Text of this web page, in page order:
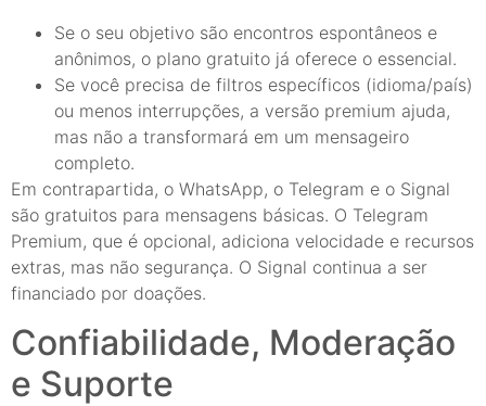
Se o seu objetivo são encontros espontâneos e
anônimos, o plano gratuito já oferece o essencial.
Se você precisa de filtros específicos (idioma/país)
ou menos interrupções, a versão premium ajuda,
mas não a transformará em um mensageiro
completo.
Em contrapartida, o WhatsApp, o Telegram e o Signal
são gratuitos para mensagens básicas. O Telegram
Premium, que é opcional, adiciona velocidade e recursos
extras, mas não segurança. O Signal continua a ser
financiado por doações.
Confiabilidade, Moderação
e Suporte